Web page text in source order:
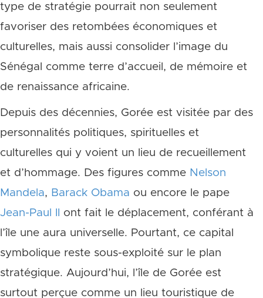
type de stratégie pourrait non seulement
favoriser des retombées économiques et
culturelles, mais aussi consolider l’image du
Sénégal comme terre d’accueil, de mémoire et
de renaissance africaine.
Depuis des décennies, Gorée est visitée par des
personnalités politiques, spirituelles et
culturelles qui y voient un lieu de recueillement
et d’hommage. Des figures comme Nelson
Mandela, Barack Obama ou encore le pape
Jean-Paul II
ont fait le déplacement, conférant à
l’île une aura universelle. Pourtant, ce capital
symbolique reste sous-exploité sur le plan
stratégique. Aujourd’hui, l’île de Gorée est
surtout perçue comme un lieu touristique de